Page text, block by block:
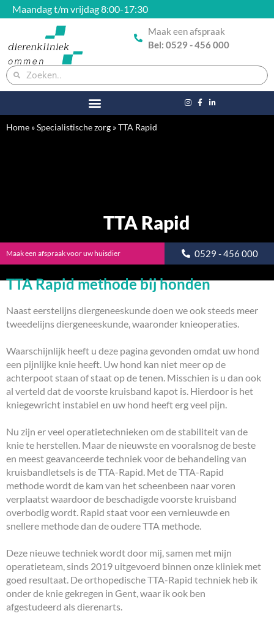
Maandag t/m vrijdag 8:00-17:30
Maak een afspraak
Bel: 0529 - 456 000
Home »Specialistische zorg »TTA Rapid
TTA Rapid
Maak een afspraak voor uw huisdier 0529 - 456 000
TTA Rapid methode bij honden
Naast eerstelijns diergeneeskunde doen we ook steeds meer
tweedelijns diergeneeskunde, waaronder knieoperaties.
Waarschijnlijk heeft u deze pagina gevonden omdat uw hond
een pijnlijke knie heeft. Uw hond kan niet meer op de
achterpoot staan of staat op de tenen. Misschien is u dan ook
al verteld dat de voorste kruisband kapot is. Hierdoor is het
kniegewricht instabiel en uw hond heeft erg veel pijn.
Nu zijn er veel operatietechnieken om de stabiliteit van de
knie te herstellen. Maar de nieuwste en vooralsnog de beste
en meest geavanceerde techniek voor de behandeling van
kruisbandletsels is de TTA-Rapid. Met de TTA-Rapid
methode wordt de kam van het scheenbeen naar voren
verplaatst waardoor de beschadigde voorste kruisband
overbodig wordt. Rapid staat voor een vernieuwde en
snellere methode dan de oudere TTA methode.
Deze nieuwe techniek wordt door mij, samen met mijn
operatieteam, sinds 2019 uitgevoerd binnen onze kliniek met
goed resultaat. De orthopedische TTA-Rapid techniek heb ik
onder de knie gekregen in Gent, waar ik ook ben
afgestudeerd als dierenarts.